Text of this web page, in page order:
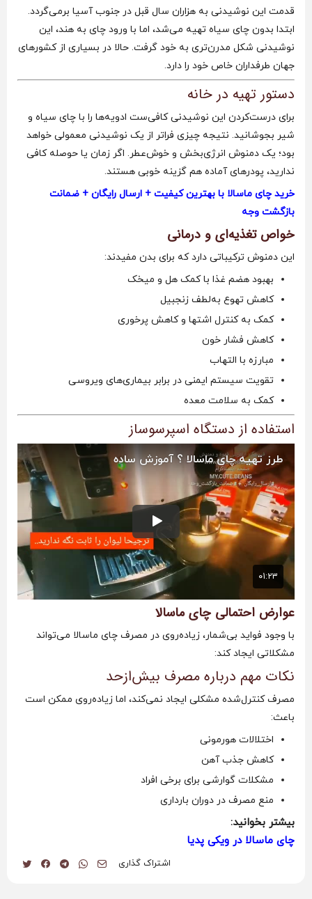
قدمت این نوشیدنی به هزاران سال قبل در جنوب آسیا برمی‌گردد.
ابتدا بدون چای سیاه تهیه می‌شد، اما با ورود چای به هند، این
نوشیدنی شکل مدرن‌تری به خود گرفت. حالا در بسیاری از کشورهای
جهان طرفداران خاص خود را دارد.
دستور تهیه در خانه
برای درست‌کردن این نوشیدنی کافی‌ست ادویه‌ها را با چای سیاه و
شیر بجوشانید. نتیجه چیزی فراتر از یک نوشیدنی معمولی خواهد
بود؛ یک دمنوش انرژی‌بخش و خوش‌عطر. اگر زمان یا حوصله کافی
ندارید، پودرهای آماده هم گزینه خوبی هستند.
خرید چای ماسالا با بهترین کیفیت + ارسال رایگان + ضمانت
بازگشت وجه
خواص تغذیه‌ای و درمانی
این دمنوش ترکیباتی دارد که برای بدن مفیدند:
بهبود هضم غذا با کمک هل و میخک
کاهش تهوع به‌لطف زنجبیل
کمک به کنترل اشتها و کاهش پرخوری
کاهش فشار خون
مبارزه با التهاب
تقویت سیستم ایمنی در برابر بیماری‌های ویروسی
کمک به سلامت معده
استفاده از دستگاه اسپرسوساز
عوارض احتمالی چای ماسالا
با وجود فواید بی‌شمار، زیاده‌روی در مصرف چای ماسالا می‌تواند
مشکلاتی ایجاد کند:
نکات مهم درباره مصرف بیش‌ازحد
مصرف کنترل‌شده مشکلی ایجاد نمی‌کند، اما زیاده‌روی ممکن است
باعث:
اختلالات هورمونی
کاهش جذب آهن
مشکلات گوارشی برای برخی افراد
منع مصرف در دوران بارداری
بیشتر بخوانید:
چای ماسالا در ویکی پدیا
اشتراک گذاری